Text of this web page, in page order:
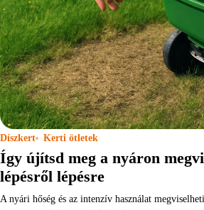
Díszkert Kerti ötletek
Így újítsd meg a nyáron
lépésről lépésre
A nyári hőség és az intenzív használat